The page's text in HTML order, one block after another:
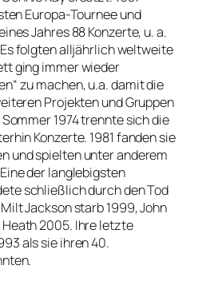
Europa-Tournee und
Jahres 88 Konzerte, u. a.
folgten alljährlich weltweite
ging immer wieder
zu machen, u.a. damit die
Projekten und Gruppen
1974 trennte sich die
Konzerte. 1981 fanden sie
und spielten unter anderem
der langlebigsten
schließlich durch den Tod
Jackson starb 1999, John
Heath 2005. Ihre letzte
als sie ihren 40.